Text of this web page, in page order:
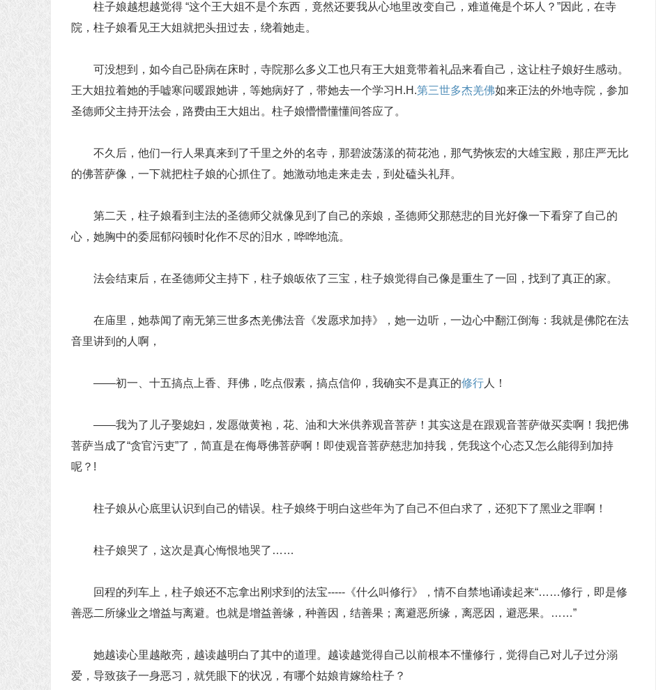
柱子娘越想越觉得 “这个王大姐不是个东西，竟然还要我从心地里改变自己，难道俺是个坏人？”因此，在寺
院，柱子娘看见王大姐就把头扭过去，绕着她走。
可没想到，如今自己卧病在床时，寺院那么多义工也只有王大姐竟带着礼品来看自己，这让柱子娘好生感动。
王大姐拉着她的手嘘寒问暖跟她讲，等她病好了，带她去一个学习H.H.第三世多杰羌佛如来正法的外地寺院，参加
圣德师父主持开法会，路费由王大姐出。柱子娘懵懵懂懂间答应了。
不久后，他们一行人果真来到了千里之外的名寺，那碧波荡漾的荷花池，那气势恢宏的大雄宝殿，那庄严无比
的佛菩萨像，一下就把柱子娘的心抓住了。她激动地走来走去，到处磕头礼拜。
第二天，柱子娘看到主法的圣德师父就像见到了自己的亲娘，圣德师父那慈悲的目光好像一下看穿了自己的
心，她胸中的委屈郁闷顿时化作不尽的泪水，哗哗地流。
法会结束后，在圣德师父主持下，柱子娘皈依了三宝，柱子娘觉得自己像是重生了一回，找到了真正的家。
在庙里，她恭闻了南无第三世多杰羌佛法音《发愿求加持》，她一边听，一边心中翻江倒海：我就是佛陀在法
音里讲到的人啊，
——初一、十五搞点上香、拜佛，吃点假素，搞点信仰，我确实不是真正的修行 人！
——我为了儿子娶媳妇，发愿做黄袍，花、油和大米供养观音菩萨！其实这是在跟观音菩萨做买卖啊！我把佛
菩萨当成了“贪官污吏”了，简直是在侮辱佛菩萨啊！即使观音菩萨慈悲加持我，凭我这个心态又怎么能得到加持
呢？!
柱子娘从心底里认识到自己的错误。柱子娘终于明白这些年为了自己不但白求了，还犯下了黑业之罪啊！
柱子娘哭了，这次是真心悔恨地哭了……
回程的列车上，柱子娘还不忘拿出刚求到的法宝-----《什么叫修行》，情不自禁地诵读起来“……修行，即是修
善恶二所缘业之增益与离避。也就是增益善缘，种善因，结善果；离避恶所缘，离恶因，避恶果。……”
她越读心里越敞亮，越读越明白了其中的道理。越读越觉得自己以前根本不懂修行，觉得自己对儿子过分溺
爱，导致孩子一身恶习，就凭眼下的状况，有哪个姑娘肯嫁给柱子？